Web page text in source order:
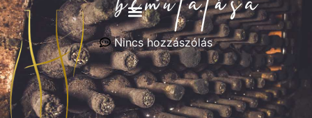
bemutatása
Nincs hozzászólás